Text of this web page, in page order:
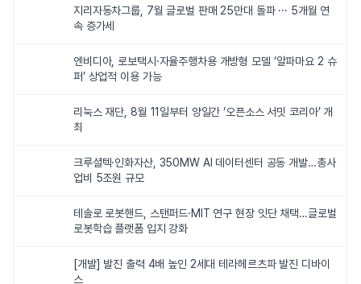
지리자동차그룹, 7월 글로벌 판매 25만대 돌파 ··· 5개월 연
속 증가세
엔비디아, 로보택시·자율주행차용 개방형 모델 ‘알파마요 2 슈
퍼’ 상업적 이용 가능
리눅스 재단, 8월 11일부터 양일간 ‘오픈소스 서밋 코리아’ 개
최
크루셜텍·인화자산, 350MW AI 데이터센터 공동 개발…총사
업비 5조원 규모
테솔로 로봇핸드, 스탠퍼드·MIT 연구 현장 잇단 채택…글로벌
로봇학습 플랫폼 입지 강화
[개발] 발진 출력 4배 높인 2세대 테라헤르츠파 발진 디바이
스